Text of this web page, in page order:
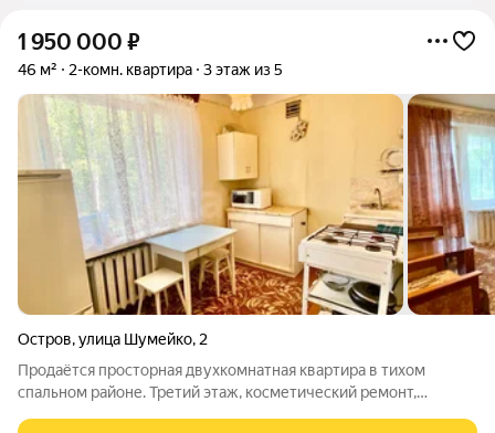
1 950 000 ₽
46 м² 2-комн. квартира 3 этаж из 5
Остров,улица Шумейко, 2
Продаётся просторная двухкомнатная квартира в тихом
спальном районе. Третий этаж, косметический ремонт,